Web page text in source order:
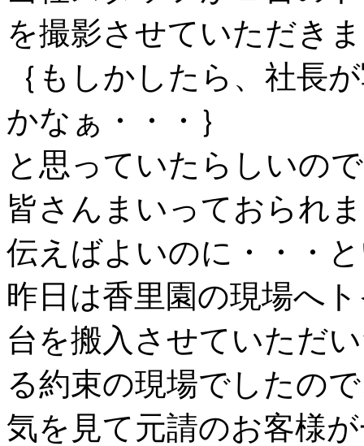
を撮影させていただき
｛もしかしたら、社長
かなぁ・・・｝
と思っていたらしいの
皆さんまいっておられ
伝えばよいのに・・・
昨日は香里園の現場へ
台を搬入させていただ
る約束の現場でしたの
気を見て元請のお客様